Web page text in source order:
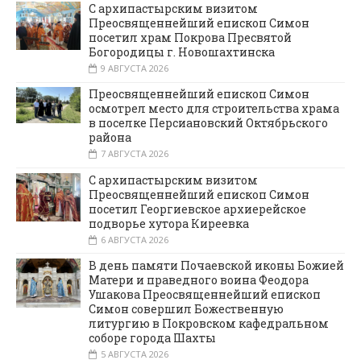
С архипастырским визитом
Преосвященнейший епископ Симон
посетил храм Покрова Пресвятой
Богородицы г. Новошахтинска
9 АВГУСТА 2026
Преосвященнейший епископ Симон
осмотрел место для строительства храма
в поселке Персиановский Октябрьского
района
7 АВГУСТА 2026
С архипастырским визитом
Преосвященнейший епископ Симон
посетил Георгиевское архиерейское
подворье хутора Киреевка
6 АВГУСТА 2026
В день памяти Почаевской иконы Божией
Матери и праведного воина Феодора
Ушакова Преосвященнейший епископ
Симон совершил Божественную
литургию в Покровском кафедральном
соборе города Шахты
5 АВГУСТА 2026